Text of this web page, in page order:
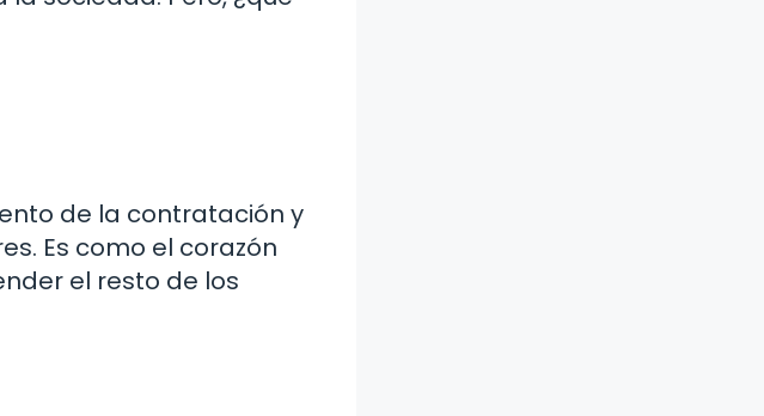
de la contratación y
Es como el corazón
el resto de los